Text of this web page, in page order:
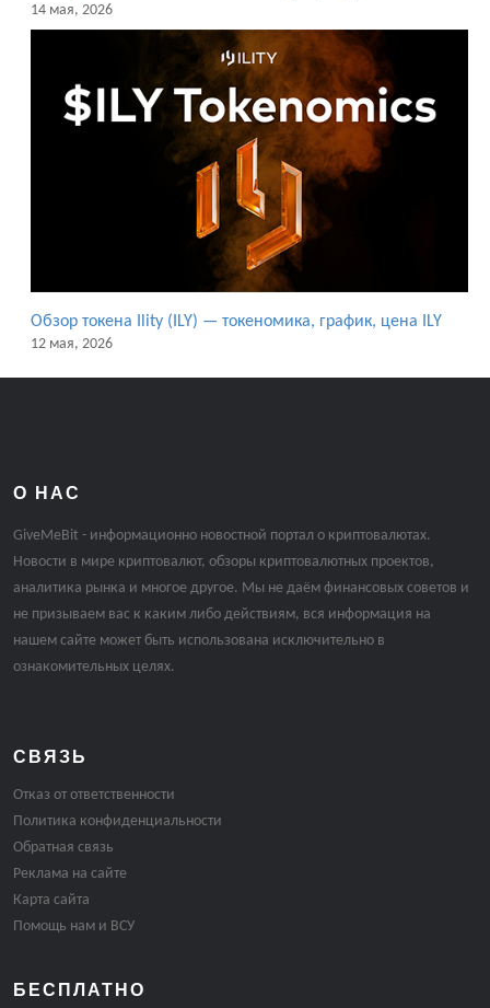
14 мая, 2026
Обзор токена Ility (ILY) — токеномика, график, цена ILY
12 мая, 2026
О НАС
GiveMeBit - информационно новостной портал о криптовалютах.
Новости в мире криптовалют, обзоры криптовалютных проектов,
аналитика рынка и многое другое. Мы не даём финансовых советов и
не призываем вас к каким либо действиям, вся информация на
нашем сайте может быть использована исключительно в
ознакомительных целях.
СВЯЗЬ
Отказ от ответственности
Политика конфиденциальности
Обратная связь
Реклама на сайте
Карта сайта
Помощь нам и ВСУ
БЕСПЛАТНО